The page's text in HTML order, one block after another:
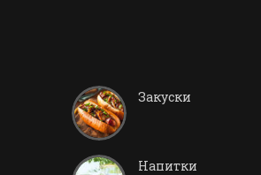
Закуски
Напитки